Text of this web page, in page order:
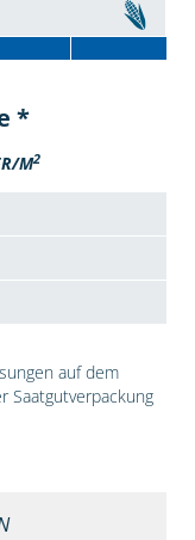
*
M2
auf dem
Saatgutverpackung